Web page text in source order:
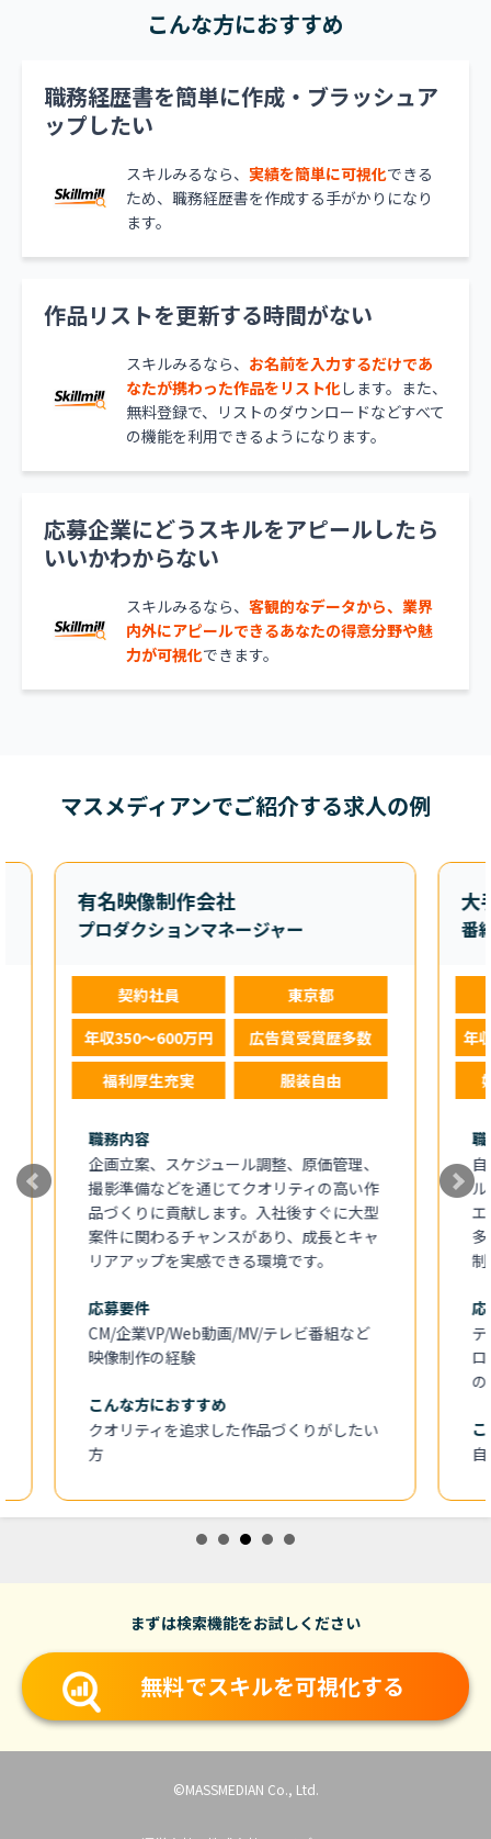
こんな方におすすめ
職務経歴書を簡単に作成・ブラッシュア
ップしたい
スキルみるなら、 実績を簡単に可視化できる
ため、職務経歴書を作成する手がかりになり
ます。
作品リストを更新する時間がない
スキルみるなら、 お名前を入力するだけであ
なたが携わった作品をリスト化します。また、
無料登録で、リストのダウンロードなどすべて
の機能を利用できるようになります。
応募企業にどうスキルをアピールしたら
いいかわからない
スキルみるなら、 客観的なデータから、業界
内外にアピールできるあなたの得意分野や魅
力が可視化できます。
マスメディアンでご紹介する求人の例
有名映像制作会社
プロダクションマネージャー
契約社員
東京都
年収350～600万円
広告賞受賞歴多数
福利厚生充実
服装自由
職務内容
企画立案、スケジュール調整、原価管理、
撮影準備などを通じてクオリティの高い作
品づくりに貢献します。入社後すぐに大型
案件に関わるチャンスがあり、成長とキャ
リアアップを実感できる環境です。
応募要件
CM/企業VP/Web動画/MV/テレビ番組など
映像制作の経験
こんな方におすすめ
クオリティを追求した作品づくりがしたい
大手
番組制
年収
始業
職務内
自社
ル番組
エテ
多様
制作
応募要
テレ
ロデ
の経験
こん
自由
まずは検索機能をお試しください
無料でスキルを可視化する
©MASSMEDIAN Co., Ltd.